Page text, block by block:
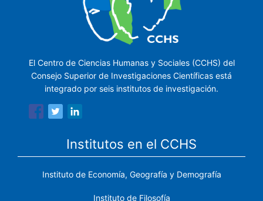
El Centro de Ciencias Humanas y Sociales (CCHS) del
Consejo Superior de Investigaciones Científicas está
integrado por seis institutos de investigación.
Institutos en el CCHS
Instituto de Economía, Geografía y Demografía
Instituto de Filosofía